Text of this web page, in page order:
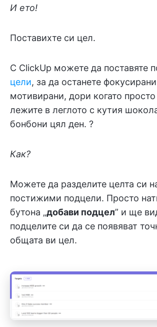
И ето!
Поставихте си цел.
С ClickUp можете да поставяте
цели, за да останете
мотивирани, дори когато просто
лежите в леглото с кутия
бонбони цял ден. ?
Как?
Можете да разделите целта си
постижими подцели. Просто
бутона „добави подцел” и ще
подцелите си да се появяват
общата ви цел.